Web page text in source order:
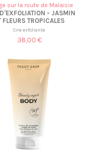
sur la route de Malaisie
- JASMIN
FLEURS TROPICALES
Cire exfoliante
38,00 €